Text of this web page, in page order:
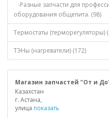
-Разные запчасти для
оборудования общепита. (98)
Термостаты (терморегуляторы)
ТЭНы (нагреватели) (172)
Магазин запчастей "От и
Казахстан
г. Астана,
улица показать